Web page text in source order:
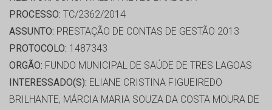
PROCESSO: TC/2362/2014
ASSUNTO: PRESTAÇÃO DE CONTAS DE GESTÃO 2013
PROTOCOLO: 1487343
ORGÃO: FUNDO MUNICIPAL DE SAÚDE DE TRES LAGOAS
INTERESSADO(S): ELIANE CRISTINA FIGUEIREDO
BRILHANTE, MÁRCIA MARIA SOUZA DA COSTA MOURA DE